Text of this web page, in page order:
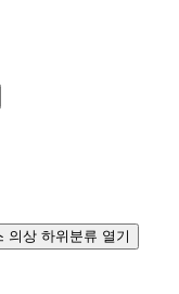
의상 하위분류 열기